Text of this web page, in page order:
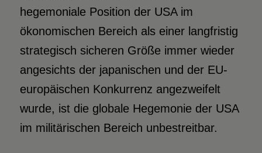
hegemoniale Position der USA im
ökonomischen Bereich als einer langfristig
strategisch sicheren Größe immer wieder
angesichts der japanischen und der EU-
europäischen Konkurrenz angezweifelt
wurde, ist die globale Hegemonie der USA
im militärischen Bereich unbestreitbar.